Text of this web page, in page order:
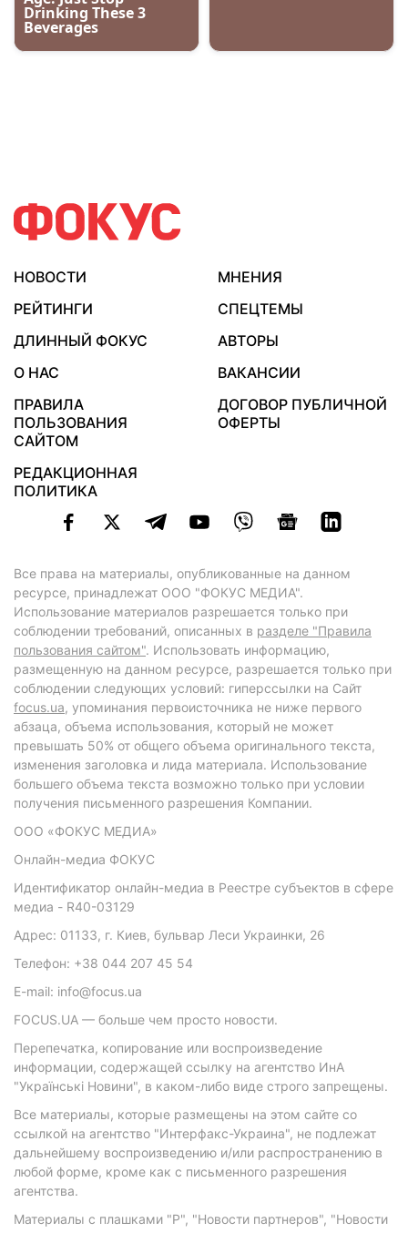
НОВОСТИ
МНЕНИЯ
РЕЙТИНГИ
СПЕЦТЕМЫ
ДЛИННЫЙ ФОКУС
АВТОРЫ
О НАС
ВАКАНСИИ
ПРАВИЛА
ПОЛЬЗОВАНИЯ
САЙТОМ
ДОГОВОР ПУБЛИЧНОЙ
ОФЕРТЫ
РЕДАКЦИОННАЯ
ПОЛИТИКА
Все права на материалы, опубликованные на данном
ресурсе, принадлежат ООО "ФОКУС МЕДИА".
Использование материалов разрешается только при
соблюдении требований, описанных в разделе "Правила
пользования сайтом". Использовать информацию,
размещенную на данном ресурсе, разрешается только при
соблюдении следующих условий: гиперссылки на Сайт
focus.ua, упоминания первоисточника не ниже первого
абзаца, объема использования, который не может
превышать 50% от общего объема оригинального текста,
изменения заголовка и лида материала. Использование
большего объема текста возможно только при условии
получения письменного разрешения Компании.
ООО «ФОКУС МЕДИА»
Онлайн-медиа ФОКУС
Идентификатор онлайн-медиа в Реестре субъектов в сфере
медиа - R40-03129
Адрес: 01133, г. Киев, бульвар Леси Украинки, 26
Телефон: +38 044 207 45 54
E-mail: info@focus.ua
FOCUS.UA — больше чем просто новости.
Перепечатка, копирование или воспроизведение
информации, содержащей ссылку на агентство ИнА
"Українські Новини", в каком-либо виде строго запрещены.
Все материалы, которые размещены на этом сайте со
ссылкой на агентство "Интерфакс-Украина", не подлежат
дальнейшему воспроизведению и/или распространению в
любой форме, кроме как с письменного разрешения
агентства.
Материалы с плашками "Р", "Новости партнеров", "Новости